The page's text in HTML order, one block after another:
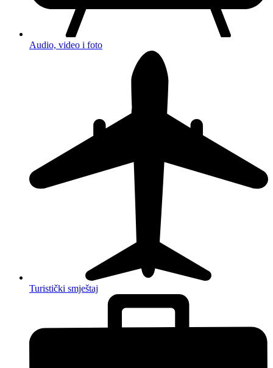
Audio, video i foto
Turistički smještaj